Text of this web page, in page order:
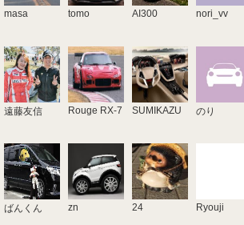
masa tomo AI300 nori_vv
遠藤友信 Rouge RX-7 SUMIKAZU のり
ばんくん zn 24 Ryouji